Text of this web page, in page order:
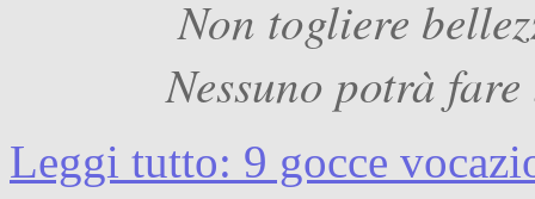
Non togliere
Nessuno potrà
Leggi tutto: 9 gocce